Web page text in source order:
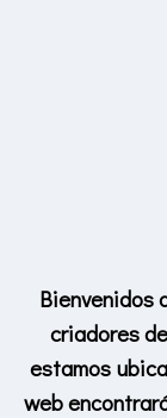
Bienvenidos
criadores
estamos
web